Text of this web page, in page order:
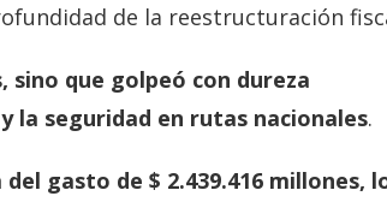
de la reestructuración
sino que golpeó con dureza
la seguridad en rutas nacionales.
gasto de $ 2.439.416 millones,